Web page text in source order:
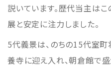
説いています。歴代当主は
展と安定に注力しました。
5代義景は、のちの15代室
養寺に迎え入れ、朝倉館で